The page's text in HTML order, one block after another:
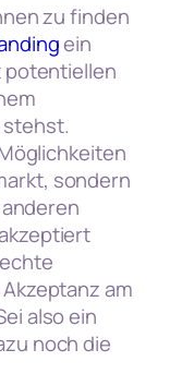
zu finden
ein
potentiellen
sondern
am
also ein
noch die